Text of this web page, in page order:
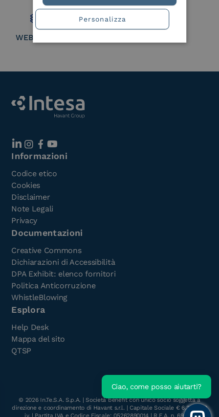
WEBUILD Consortium
l'e-Book gratuito
Informazioni
Codice etico
Cookies
Disclaimer
Note Legali
Privacy
Documentazioni
Creative Commons
Dichiarazioni di Accessibilità
DPA Exhibit: elenco fornitori
Politica Anticorruzione
WhistleBlowing
Esplora
Help Desk
Mappa del sito
QTSP
© 2026In.Te.S.A. S.p.A. | Società benefit con unico socio soggetta a
direzione e coordinamento di Havant s.r.l. | Capitale Sociale € 6.300.000
i.v. | Partita IVA e Codice Fiscale: 05262890014 | R.E.A. n. 696117
Personalizza
Ciao, come posso aiutarti?